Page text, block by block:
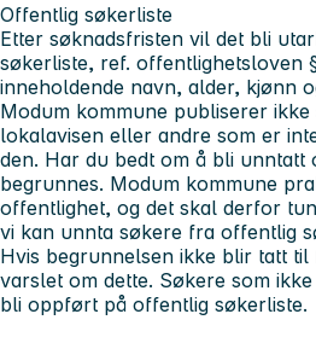
Offentlig søkerliste
Etter søknadsfristen vil det bli
søkerliste, ref. offentlighetsloven
inneholdende navn, alder, kjønn
Modum kommune publiserer
lokalavisen eller andre som er
den. Har du bedt om å bli unntatt
begrunnes. Modum kommune
offentlighet, og det skal derfor
vi kan unnta søkere fra offentlig
Hvis begrunnelsen ikke blir tatt
varslet om dette. Søkere som
bli oppført på offentlig søkerliste.